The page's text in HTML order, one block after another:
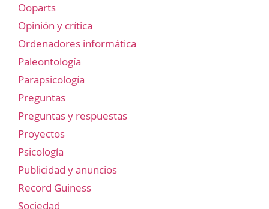
Ooparts
Opinión y crítica
Ordenadores informática
Paleontología
Parapsicología
Preguntas
Preguntas y respuestas
Proyectos
Psicología
Publicidad y anuncios
Record Guiness
Sociedad